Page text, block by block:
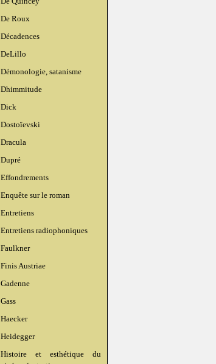
De Roux
Décadences
DeLillo
Démonologie, satanisme
Dhimmitude
Dick
Dostoïevski
Dracula
Dupré
Effondrements
Enquête sur le roman
Entretiens
Entretiens radiophoniques
Faulkner
Finis Austriae
Gadenne
Gass
Haecker
Heidegger
Histoire et esthétique du